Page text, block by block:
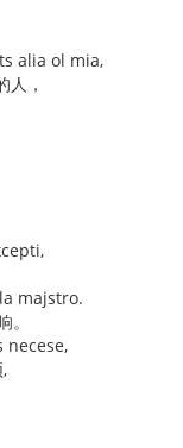
alia ol mia,
人，
majstro.
necese,